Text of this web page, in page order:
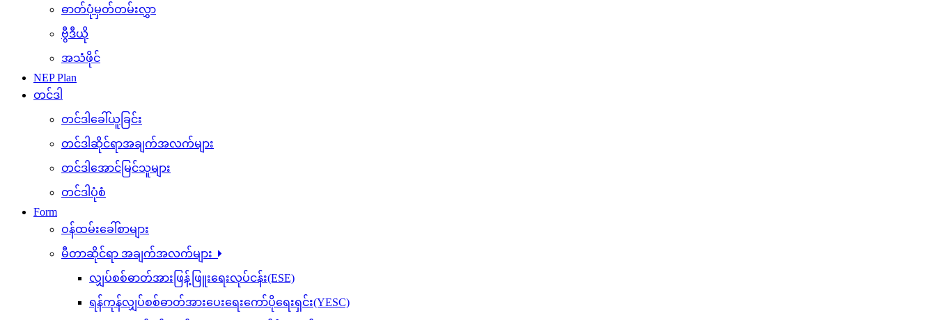
ဓာတ်ပုံမှတ်တမ်းလွှာ
ဗွီဒီယို
အသံဖိုင်
NEP Plan
တင်ဒါ
တင်ဒါခေါ်ယူခြင်း
တင်ဒါဆိုင်ရာအချက်အလက်များ
တင်ဒါအောင်မြင်သူများ
တင်ဒါပုံစံ
Form
ဝန်ထမ်းခေါ်စာများ
မီတာဆိုင်ရာ အချက်အလက်များ
လျှပ်စစ်ဓာတ်အားဖြန့်ဖြူးရေးလုပ်ငန်း(ESE)
ရန်ကုန်လျှပ်စစ်ဓာတ်အားပေးရေးကော်ပိုရေးရှင်း(YESC)